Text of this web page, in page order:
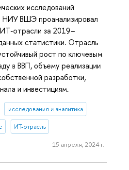
исследований
НИУ ВШЭ проанализировал
отрасли за 2019–
статистики. Отрасль
рост по ключевым
в ВВП, объему реализации
разработки,
и инвестициям.
исследования и аналитика
ИТ-отрасль
15 апреля, 2024 г.